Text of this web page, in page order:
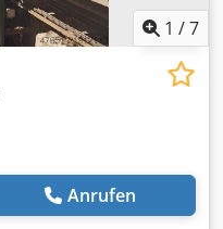
1 /7
Anrufen